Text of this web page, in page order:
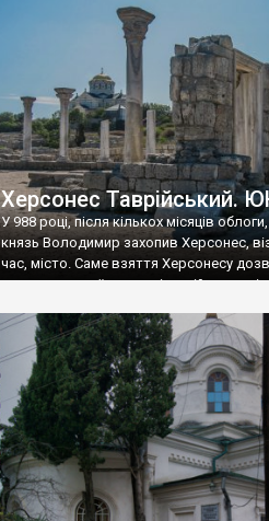
візантійської доби. Раритети викрадені
культурної спадщини ЮНЕСКО
Офіційно – на виставку «Золото
влада в Україні вважають це лише […]
Херсонес Таврійський.
У 988 році, після кількох місяців
князь Володимир захопив Херсонес,
час, місто. Саме взяття Херсонесу
диктувати свої умови візантійському
Херсонесі Володимир-язичник, став
християнином. А потім було Хрещення
Херсонесу Таврійського названо місто